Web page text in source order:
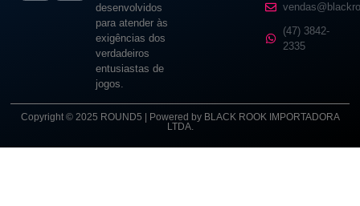
desenvolvidos
para atender às
exigências dos
verdadeiros
entusiastas de
jogos.
(47) 3842-
2335
Copyright © 2025 ROUND5 | Powered by BLACK ROOK IMPORTADORA
LTDA.